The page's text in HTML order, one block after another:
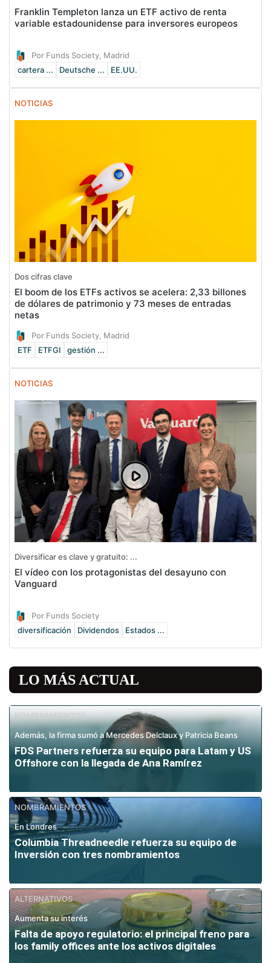
Franklin Templeton lanza un ETF activo de renta
variable estadounidense para inversores europeos
Por Funds Society, Madrid
cartera ...
Deutsche ... EE.UU.
NOTICIAS
Dos cifras clave
El boom de los ETFs activos se acelera: 2,33 billones
de dólares de patrimonio y 73 meses de entradas
netas
Por Funds Society, Madrid
ETF
ETFGI gestión ...
NOTICIAS
Diversificar es clave y gratuito: ...
El vídeo con los protagonistas del desayuno con
Vanguard
Por Funds Society
diversificación
Dividendos Estados ...
LO MÁS ACTUAL
NOMBRAMIENTOS
Además, la firma sumó a Mercedes Delclaux y Patricia Beans
FDS Partners refuerza su equipo para Latam y US
Offshore con la llegada de Ana Ramírez
NOMBRAMIENTOS
En Londres
Columbia Threadneedle refuerza su equipo de
Inversión con tres nombramientos
ALTERNATIVOS
Aumenta su interés
Falta de apoyo regulatorio: el principal freno para
los family offices ante los activos digitales